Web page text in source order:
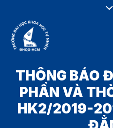
THÔNG BÁO
PHẦN VÀ
HK2/2019-